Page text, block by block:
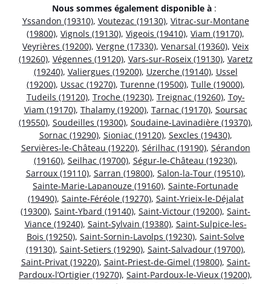
Nous sommes également disponible à :
Yssandon (19310), Voutezac (19130), Vitrac-sur-Montane
(19800), Vignols (19130), Vigeois (19410), Viam (19170),
Veyrières (19200), Vergne (17330), Venarsal (19360), Veix
(19260), Végennes (19120), Vars-sur-Roseix (19130), Varetz
(19240), Valiergues (19200), Uzerche (19140), Ussel
(19200), Ussac (19270), Turenne (19500), Tulle (19000),
Tudeils (19120), Troche (19230), Treignac (19260), Toy-
Viam (19170), Thalamy (19200), Tarnac (19170), Soursac
(19550), Soudeilles (19300), Soudaine-Lavinadière (19370),
Sornac (19290), Sioniac (19120), Sexcles (19430),
Servières-le-Château (19220), Sérilhac (19190), Sérandon
(19160), Seilhac (19700), Ségur-le-Château (19230),
Sarroux (19110), Sarran (19800), Salon-la-Tour (19510),
Sainte-Marie-Lapanouze (19160), Sainte-Fortunade
(19490), Sainte-Féréole (19270), Saint-Yrieix-le-Déjalat
(19300), Saint-Ybard (19140), Saint-Victour (19200), Saint-
Viance (19240), Saint-Sylvain (19380), Saint-Sulpice-les-
Bois (19250), Saint-Sornin-Lavolps (19230), Saint-Solve
(19130), Saint-Setiers (19290), Saint-Salvadour (19700),
Saint-Privat (19220), Saint-Priest-de-Gimel (19800), Saint-
Pardoux-l’Ortigier (19270), Saint-Pardoux-le-Vieux (19200),